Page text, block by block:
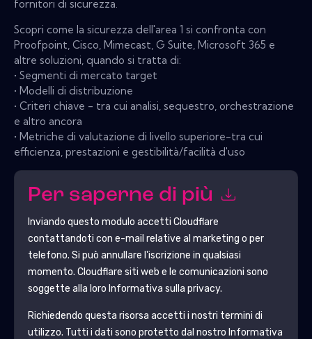
fornitori di sicurezza.
Scopri come la sicurezza dell'area 1 si confronta con
Proofpoint, Cisco, Mimecast, G Suite, Microsoft 365 e
altre soluzioni, quando si tratta di:
• Segmenti di mercato target
• Modelli di distribuzione
• Criteri chiave - tra cui analisi, sequestro, orchestrazione
e altro ancora
• Metriche di valutazione di livello superiore-tra cui
efficienza, prestazioni e gestibilità/facilità d'uso
Per saperne di più
Inviando questo modulo accetti Cloudflare
contattandoti con e-mail relative al marketing o per
telefono. Si può annullare l'iscrizione in qualsiasi
momento. Cloudflare siti web e le comunicazioni sono
soggette alla loro Informativa sulla privacy.
Richiedendo questa risorsa accetti i nostri termini di
utilizzo. Tutti i dati sono protetto dal nostro Informativa